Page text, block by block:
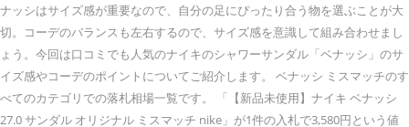
ナッシはサイズ感が重要なので、自分の足にぴったり合う物を選ぶことが大
切。コーデのバランスも左右するので、サイズ感を意識して組み合わせまし
ょう。今回は口コミでも人気のナイキのシャワーサンダル「ベナッシ」のサ
イズ感やコーデのポイントについてご紹介します。 ベナッシ ミスマッチのす
べてのカテゴリでの落札相場一覧です。 「【新品未使用】ナイキ ベナッシ
27.0 サンダル オリジナル ミスマッチ nike」が1件の入札で3,580円という値